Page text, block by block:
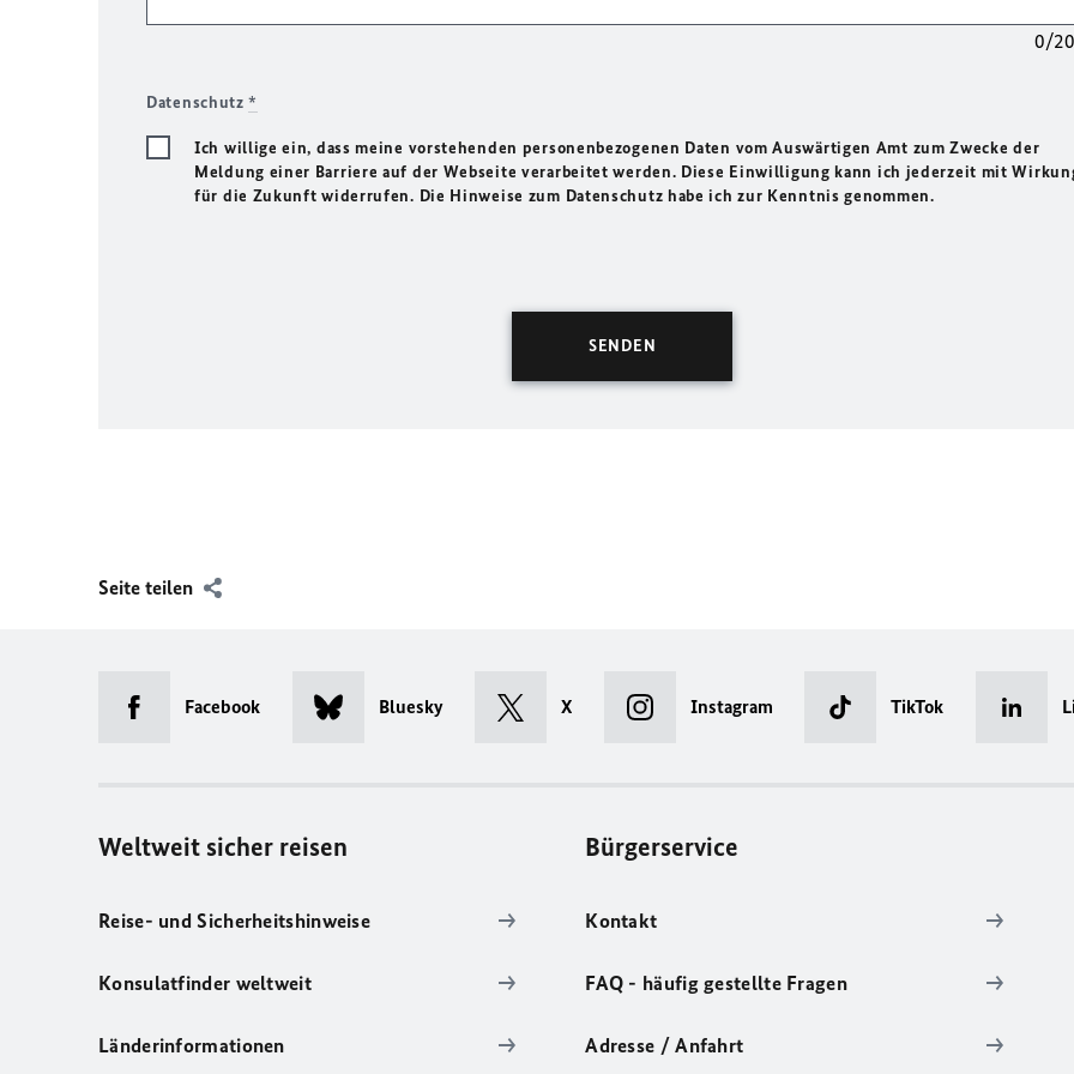
0/
Datenschutz*
Ich willige ein, dass meine vorstehenden personenbezogenen Daten vom Auswärtigen Amt zum Zwecke der
Meldung einer Barriere auf der Webseite verarbeitet werden. Diese Einwilligung kann ich jederzeit mit
für die Zukunft widerrufen. Die Hinweise zum Datenschutz habe ich zur Kenntnis genommen.
Seite teilen
Facebook Bluesky X Instagram TikTok
Weltweit sicher reisen
Reise- und Sicherheitshinweise
Konsulatfinder weltweit
Länderinformationen
Bürgerservice
Kontakt
FAQ - häufig gestellte Fragen
Adresse / Anfahrt